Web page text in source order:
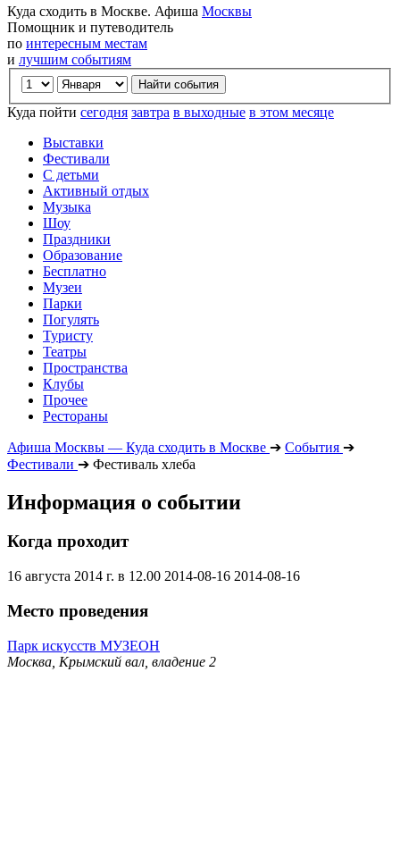
Куда сходить в Москве. Афиша Москвы
Помощник и путеводитель
по интересным местам
и лучшим событиям
Куда пойти сегодня завтра в выходные в этом месяце
Выставки
Фестивали
С детьми
Активный отдых
Музыка
Шоу
Праздники
Образование
Бесплатно
Музеи
Парки
Погулять
Туристу
Театры
Пространства
Клубы
Прочее
Рестораны
Афиша Москвы — Куда сходить в Москве ➔ События ➔
Фестивали ➔ Фестиваль хлеба
Информация о событии
Когда проходит
16 августа 2014 г. в 12.00 2014-08-16 2014-08-16
Место проведения
Парк искусств МУЗЕОН
Москва, Крымский вал, владение 2